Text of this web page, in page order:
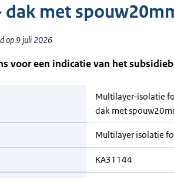
met
op 9 juli 2026
voor een indicatie van het
Multilayer-isolatie
dak met
Multilayer isolatie
KA31144